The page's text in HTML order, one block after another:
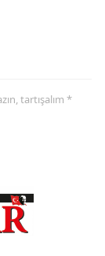
tartışalım *